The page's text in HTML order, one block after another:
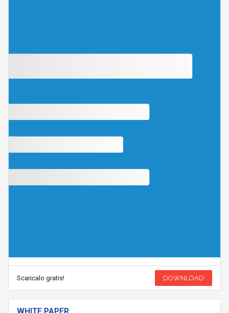
Scaricalo gratis! DOWNLOAD
WHITE PAPER